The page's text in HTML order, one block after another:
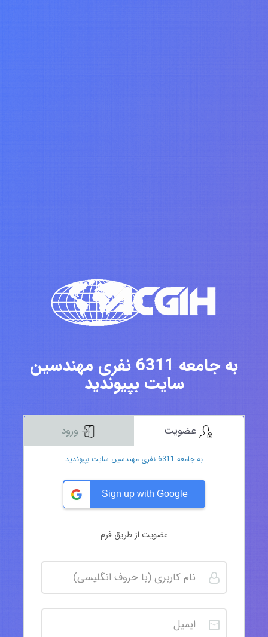
به جامعه 6311 نفری مهندسین
سایت بپیوندید
به جامعه 6311 نفری مهندسین سایت بپیوندید
Sign up with Google
عضویت از طریق فرم